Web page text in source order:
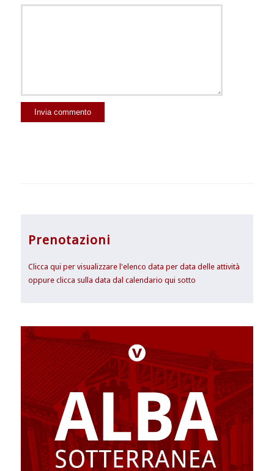
Prenotazioni
Clicca qui per visualizzare l'elenco data per data delle attività
oppure clicca sulla data dal calendario qui sotto